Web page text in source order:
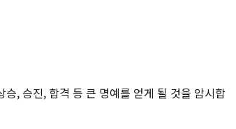
, 승진, 합격 등 큰 명예를 얻게 될 것을 암시합